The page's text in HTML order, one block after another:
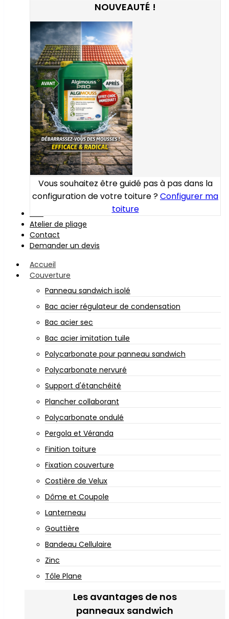
NOUVEAUTÉ !
Vous souhaitez être guidé pas à pas dans la
configuration de votre toiture ?Configurer ma
toiture
Atelier de pliage
Contact
Demander un devis
Accueil
Couverture
Panneau sandwich isolé
Bac acier régulateur de condensation
Bac acier sec
Bac acier imitation tuile
Polycarbonate pour panneau sandwich
Polycarbonate nervuré
Support d'étanchéité
Plancher collaborant
Polycarbonate ondulé
Pergola et Véranda
Finition toiture
Fixation couverture
Costière de Velux
Dôme et Coupole
Lanterneau
Gouttière
Bandeau Cellulaire
Zinc
Tôle Plane
Les avantages de nos
panneaux sandwich